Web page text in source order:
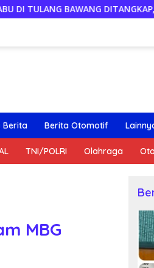
SATU KABUR KE KEBUN
Berita Berita Otomotif
TNI/POLRI Olahraga
MBG